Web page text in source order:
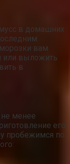
в домашних
вам
или выложить
в
менее
его
пробежимся по